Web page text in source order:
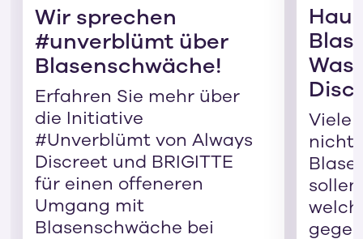
Wir sprechen
#unverblümt über
Blasenschwäche!
Erfahren Sie mehr über
die Initiative
#Unverblümt von Always
Discreet und BRIGITTE
für einen offeneren
Umgang mit
Blasenschwäche bei
Was
Viele
nicht,